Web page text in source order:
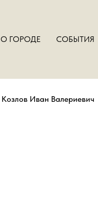
О ГОРОДЕ СОБЫТИЯ
Козлов Иван Валериевич